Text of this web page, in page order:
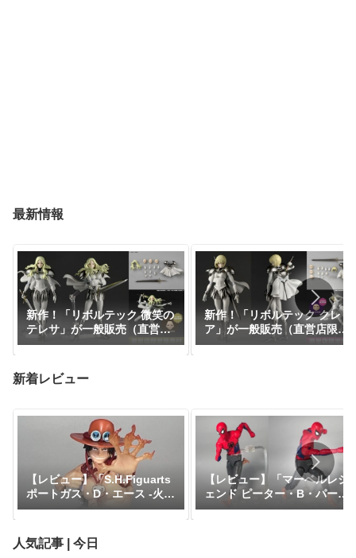
最新情報
新作！「リボルテック 微笑の
テレサ」が一般販売（直営店
限定特典あり）で予約開始！
円｜発売日2026年11月予定
新作！「リボルテック クレ
ア」が一般販売（直営店限定
特典あり）で予約開始！
新着レビュー
【レビュー】「S.H.Figuarts
ポートガス・D・エース -火
拳-」『ワンピース』
【レビュー】「マーベルレジ
ェンド ピーター・B・パーカ
ー」『スパイダーマン：アク
人気記事 | 今日